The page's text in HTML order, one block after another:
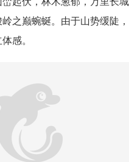
之巅蜿蜒。由于山势缓陡
感。